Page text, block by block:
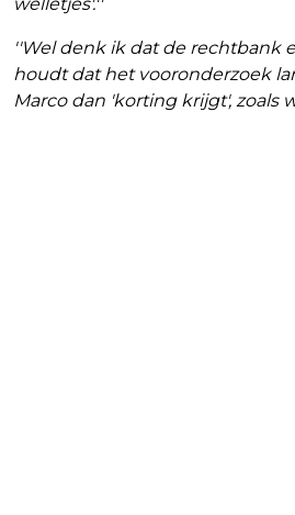
welletjes'.''
''Wel denk ik dat de rechtbank
houdt dat het vooronderzoek
Marco dan 'korting krijgt', zoals